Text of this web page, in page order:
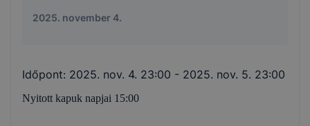
2025. november 4.
Időpont: 2025. nov. 4. 23:00 - 2025. nov. 5. 23:00
Nyitott kapuk napjai 15:00